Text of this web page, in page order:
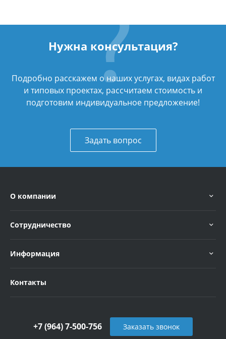
Нужна консультация?
Подробно расскажем о наших услугах, видах работ
и типовых проектах, рассчитаем стоимость и
подготовим индивидуальное предложение!
Задать вопрос
О компании
Сотрудничество
Информация
Контакты
+7 (964) 7-500-756 Заказать звонок